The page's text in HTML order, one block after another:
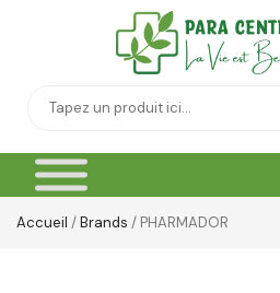
Accueil /Brands / PHARMADOR